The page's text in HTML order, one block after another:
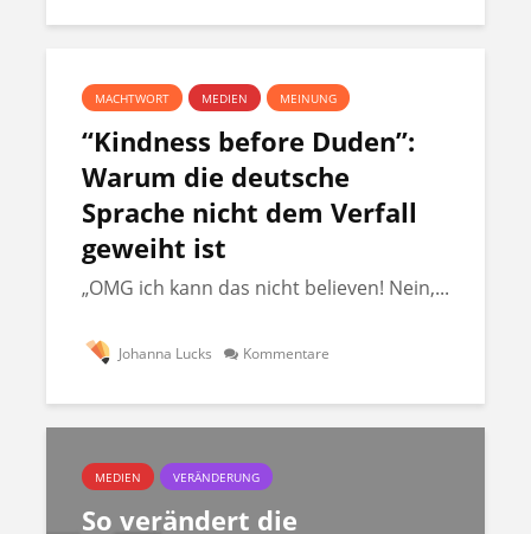
MACHTWORT MEDIEN MEINUNG
“Kindness before Duden”:
Warum die deutsche
Sprache nicht dem Verfall
geweiht ist
„OMG ich kann das nicht believen! Nein,...
Johanna Lucks Kommentare
MEDIEN VERÄNDERUNG
So verändert die